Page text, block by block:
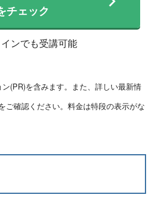
チェック
ンでも受講可能
(PR)を含みます。また、詳しい最新情
ご確認ください。料金は特段の表示がな